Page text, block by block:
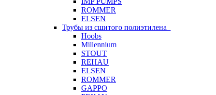
ROMMER
ELSEN
Трубы из сшитого полиэтилена
Hoobs
Millennium
STOUT
REHAU
ELSEN
ROMMER
GAPPO